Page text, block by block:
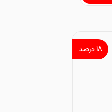
۱۸درصد